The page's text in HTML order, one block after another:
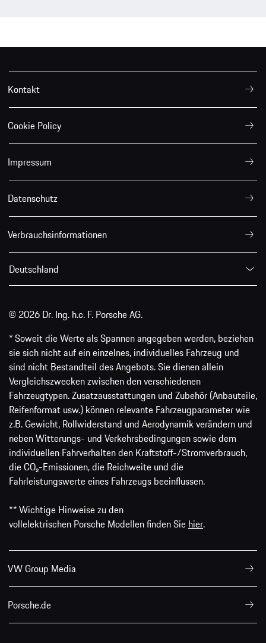
Kontakt
Cookie Policy
Impressum
Datenschutz
Verbrauchsinformationen
Deutschland
© 2026 Dr. Ing. h.c. F. Porsche AG.
* Soweit die Werte als Spannen angegeben werden, beziehen
sie sich nicht auf ein einzelnes, individuelles Fahrzeug und
sind nicht Bestandteil des Angebots. Sie dienen allein
Vergleichszwecken zwischen den verschiedenen
Fahrzeugtypen. Zusatzausstattungen und Zubehör (Anbauteile,
Reifenformat usw.) können relevante Fahrzeugparameter wie
z.B. Gewicht, Rollwiderstand und Aerodynamik verändern und
neben Witterungs- und Verkehrsbedingungen sowie dem
individuellen Fahrverhalten den Kraftstoff-/Stromverbrauch,
die CO₂-Emissionen, die Reichweite und die
Fahrleistungswerte eines Fahrzeugs beeinflussen.
** Wichtige Hinweise zu den
vollelektrischen Porsche Modellen finden Sie hier.
VW Group Media
Porsche.de